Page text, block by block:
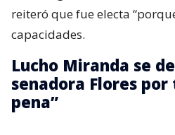
reiteró que fue electa
capacidades.
Lucho Miranda se
senadora Flores
pena”